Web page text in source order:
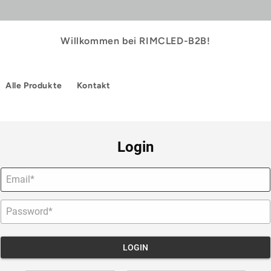
Willkommen bei RIMCLED-B2B!
Alle Produkte Kontakt